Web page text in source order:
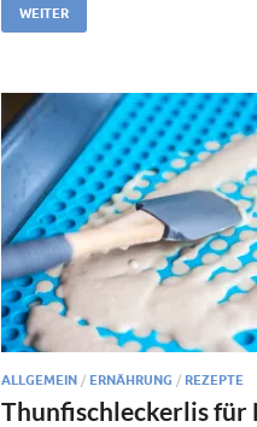
WEITER
ALLGEMEIN / ERNÄHRUNG / REZEPTE
Thunfischleckerlis für